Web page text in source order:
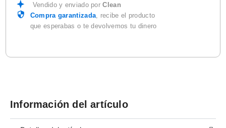
Vendido y enviado porClean
Compra garantizada , recibe el producto
que esperabas o te devolvemos tu dinero
Información del artículo